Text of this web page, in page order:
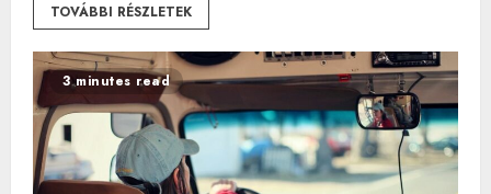
TOVÁBBI RÉSZLETEK
3 minutes read